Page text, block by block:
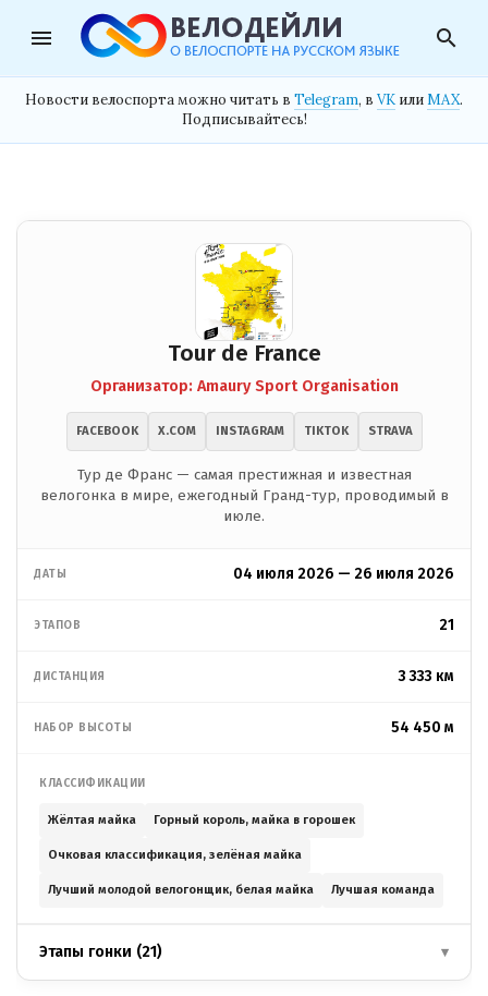
menu search
Новости велоспорта можно читать в Telegram, в VK илиMAX.
Подписывайтесь!
Tour de France
Организатор: Amaury Sport Organisation
FACEBOOK X.COM INSTAGRAM TIKTOK STRAVA
Тур де Франс — самая престижная и известная
велогонка в мире, ежегодный Гранд-тур, проводимый в
июле.
ДАТЫ 04 июля 2026 — 26 июля 2026
ЭТАПОВ 21
ДИСТАНЦИЯ 3 333 км
НАБОР ВЫСОТЫ 54 450 м
КЛАССИФИКАЦИИ
Жёлтая майка Горный король, майка в горошек
Очковая классификация, зелёная майка
Лучший молодой велогонщик, белая майка Лучшая команда
Этапы гонки (21) ▾